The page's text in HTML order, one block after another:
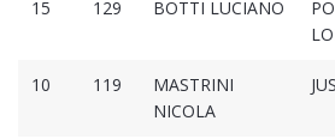
15 129 BOTTI LUCIANO
10 119
MASTRINI
NICOLA